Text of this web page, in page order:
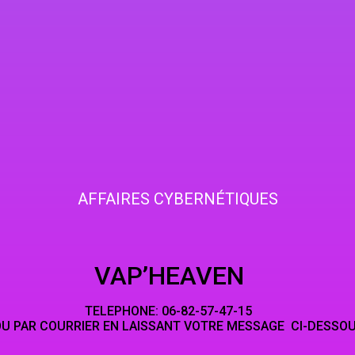
AFFAIRES CYBERNÉTIQUES
06-82-
VOTRE MESSAGE CI-